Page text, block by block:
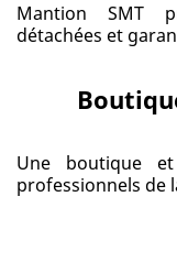
Mantion SMT
détachées et
Une boutique
professionnels de